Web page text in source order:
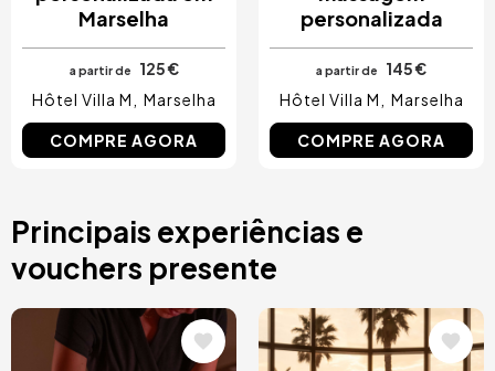
Marselha
a partir de
125 €
Hôtel Villa M
Marselha
COMPRE AGORA
personalizada
a partir de
145 €
Hôtel Villa M
Marselha
COMPRE AGORA
Principais experiências e
vouchers presente
Imagem Imagem